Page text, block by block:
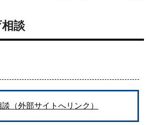
談
（外部サイトへリンク）